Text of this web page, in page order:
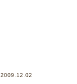
2009.12.02